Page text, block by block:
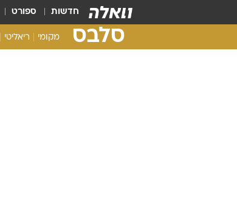
חדשות ספורט
סלבס מקומי ריאליטי